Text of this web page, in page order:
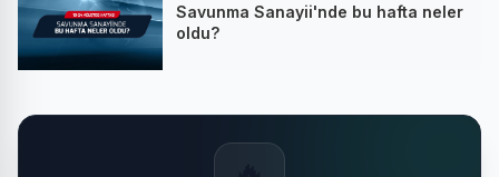
Savunma Sanayii'nde bu hafta neler
oldu?